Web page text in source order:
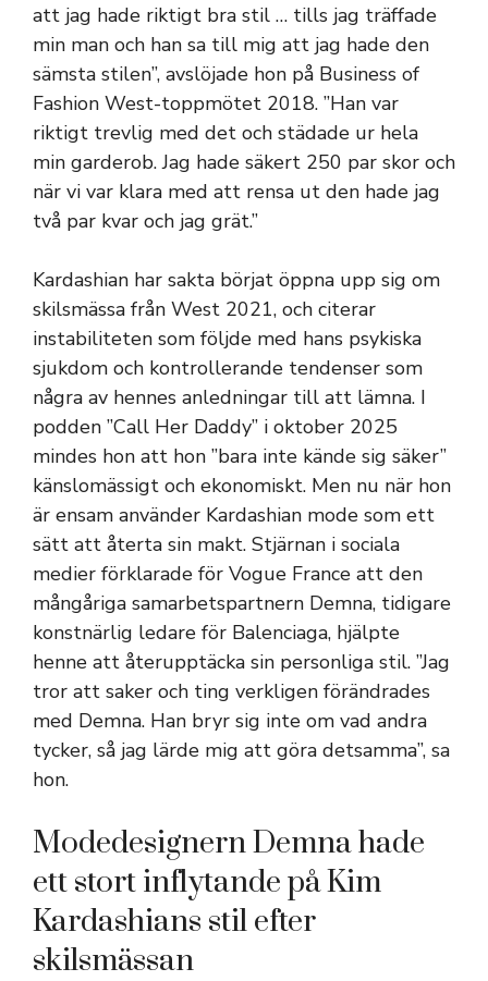
att jag hade riktigt bra stil … tills jag träffade
min man och han sa till mig att jag hade den
sämsta stilen”, avslöjade hon på Business of
Fashion West-toppmötet 2018. ”Han var
riktigt trevlig med det och städade ur hela
min garderob. Jag hade säkert 250 par skor och
när vi var klara med att rensa ut den hade jag
två par kvar och jag grät.”
Kardashian har sakta börjat öppna upp sig om
skilsmässa från West 2021, och citerar
instabiliteten som följde med hans psykiska
sjukdom och kontrollerande tendenser som
några av hennes anledningar till att lämna. I
podden ”Call Her Daddy” i oktober 2025
mindes hon att hon ”bara inte kände sig säker”
känslomässigt och ekonomiskt. Men nu när hon
är ensam använder Kardashian mode som ett
sätt att återta sin makt. Stjärnan i sociala
medier förklarade för Vogue France att den
mångåriga samarbetspartnern Demna, tidigare
konstnärlig ledare för Balenciaga, hjälpte
henne att återupptäcka sin personliga stil. ”Jag
tror att saker och ting verkligen förändrades
med Demna. Han bryr sig inte om vad andra
tycker, så jag lärde mig att göra detsamma”, sa
hon.
Modedesignern Demna hade
ett stort inflytande på Kim
Kardashians stil efter
skilsmässan